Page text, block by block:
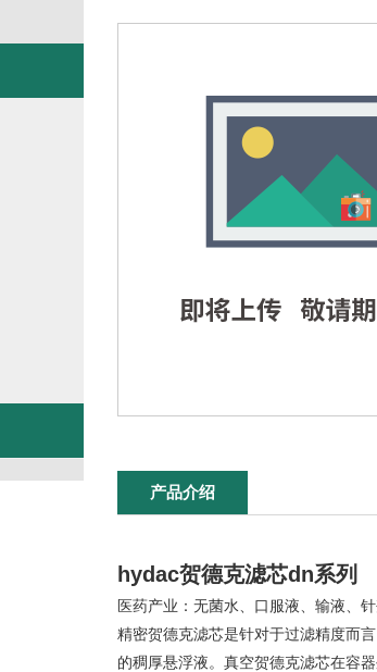
产品介绍
hydac贺德克滤芯dn系列
医药产业：无菌水、口服液、输液、
精密贺德克滤芯是针对于过滤精度而
的稠厚悬浮液。真空贺德克滤芯在容